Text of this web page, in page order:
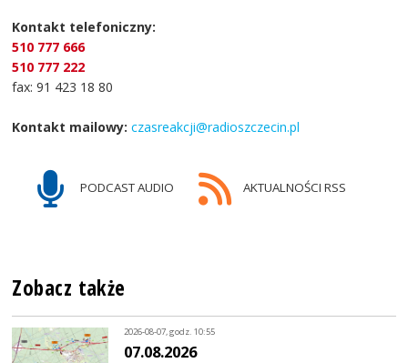
Kontakt telefoniczny:
510 777 666
510 777 222
fax: 91 423 18 80
Kontakt mailowy: czasreakcji@radioszczecin.pl
PODCAST AUDIO AKTUALNOŚCI RSS
Zobacz także
2026-08-07, godz. 10:55
07.08.2026